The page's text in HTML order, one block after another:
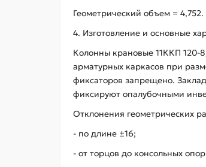
Геометрический объем = 4,752.
4. Изготовление и основные
Колонны крановые 11ККП 120-
арматурных каркасов при
фиксаторов запрещено.
фиксируют опалубочными
Отклонения геометрических
- по длине ±16;
- от торцов до консольных